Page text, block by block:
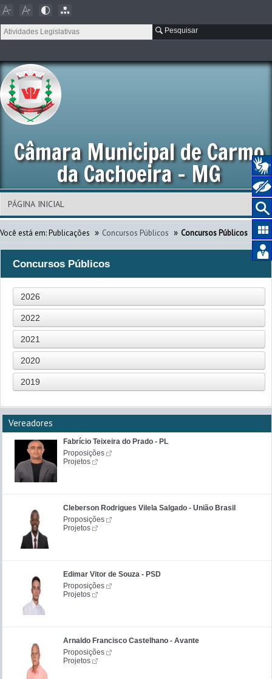
Pesquisar
Câmara Municipal de Carmo
da Cachoeira - MG
Você está em:Publicações » Concursos Públicos » Concursos Públicos
Concursos Públicos
2026
2022
2021
2020
2019
Vereadores
Fabrício Teixeira do Prado - PL
Proposições
Projetos
Cleberson Rodrigues Vilela Salgado - União Brasil
Proposições
Projetos
Edimar Vitor de Souza - PSD
Proposições
Projetos
Arnaldo Francisco Castelhano - Avante
Proposições
Projetos